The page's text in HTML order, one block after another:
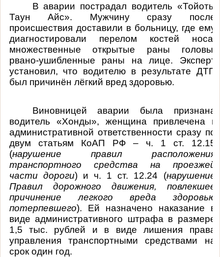
В аварии пострадал водитель «Тойоты
Таун Айс». Мужчину сразу после
происшествия доставили в больницу, где ему
диагностировали перелом костей носа,
множественные открытые раны головы,
рвано-ушибленные раны на лице. Эксперт
установил, что водителю в результате ДТП
был причинён лёгкий вред здоровью.
Виновницей аварии была признана
водитель «Хонды», женщина привлечена к
административной ответственности сразу по
двум статьям КоАП РФ – ч. 1 ст. 12.15
(нарушение правил расположения
транспортного средства на проезжей
части дороги) и ч. 1 ст. 12.24 (нарушение
Правил дорожного движения, повлекшее
причинение легкого вреда здоровью
потерпевшего). Ей назначено наказание в
виде административного штрафа в размере
1,5 тыс. рублей и в виде лишения права
управления транспортными средствами на
срок один год.